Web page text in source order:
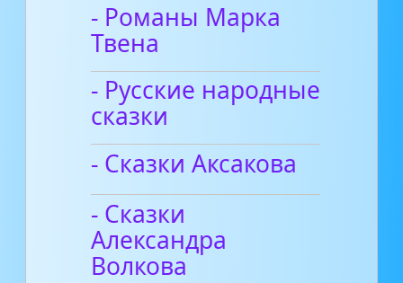
- Романы Марка
Твена
- Русские народные
сказки
- Сказки Аксакова
- Сказки
Александра
Волкова